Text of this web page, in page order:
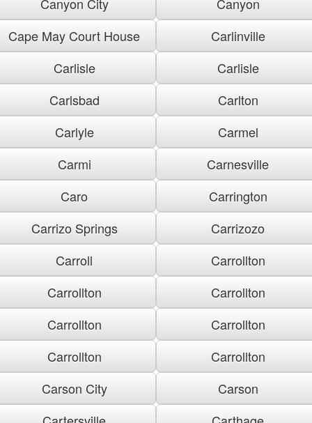
Cape May Court House
Carlinville
Carlisle
Carlisle
Carlsbad
Carlton
Carlyle
Carmel
Carmi
Carnesville
Caro
Carrington
Carrizo Springs
Carrizozo
Carroll
Carrollton
Carrollton
Carrollton
Carrollton
Carrollton
Carrollton
Carrollton
Carson City
Carson